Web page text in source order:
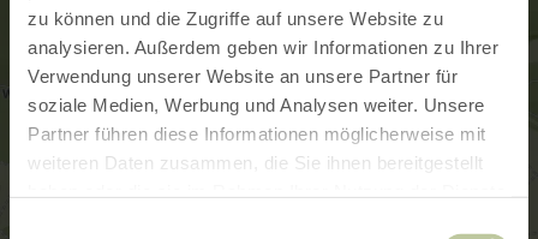
zu können und die Zugriffe auf unsere Website zu
analysieren. Außerdem geben wir Informationen zu Ihrer
Verwendung unserer Website an unsere Partner für
soziale Medien, Werbung und Analysen weiter. Unsere
Partner führen diese Informationen möglicherweise mit
weiteren Daten zusammen, die Sie ihnen bereitgestellt